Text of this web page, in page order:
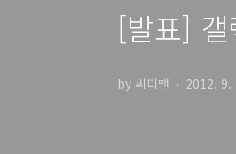
[발표]
by 씨디맨 2012. 9.